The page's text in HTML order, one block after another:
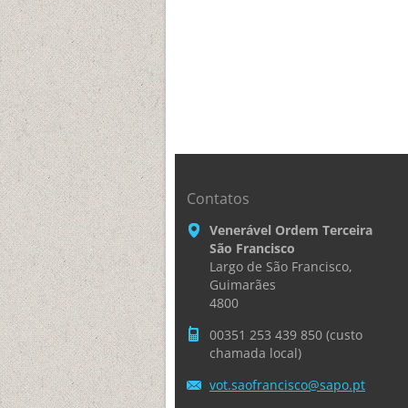
Contatos
Venerável Ordem Terceira
São Francisco
Largo de São Francisco,
Guimarães
4800
00351 253 439 850 (custo
chamada local)
vot.saofrancisco@sapo.pt